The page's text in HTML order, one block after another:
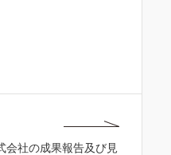
会社の成果報告及び見